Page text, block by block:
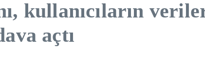
kullanıcıların
açtı